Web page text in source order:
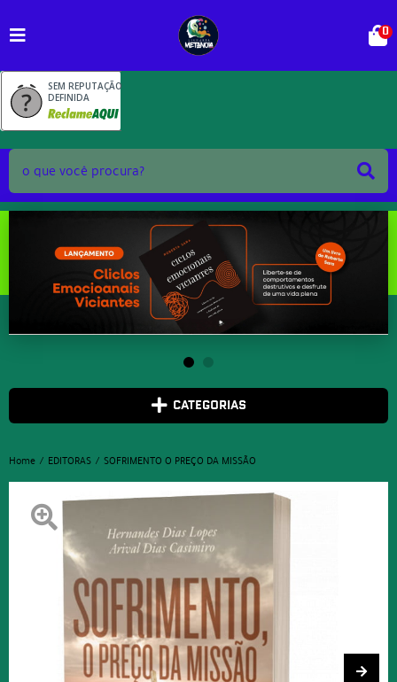
SEM REPUTAÇÃO
DEFINIDA
0
CATEGORIAS
Home EDITORAS SOFRIMENTO O PREÇO DA MISSÃO